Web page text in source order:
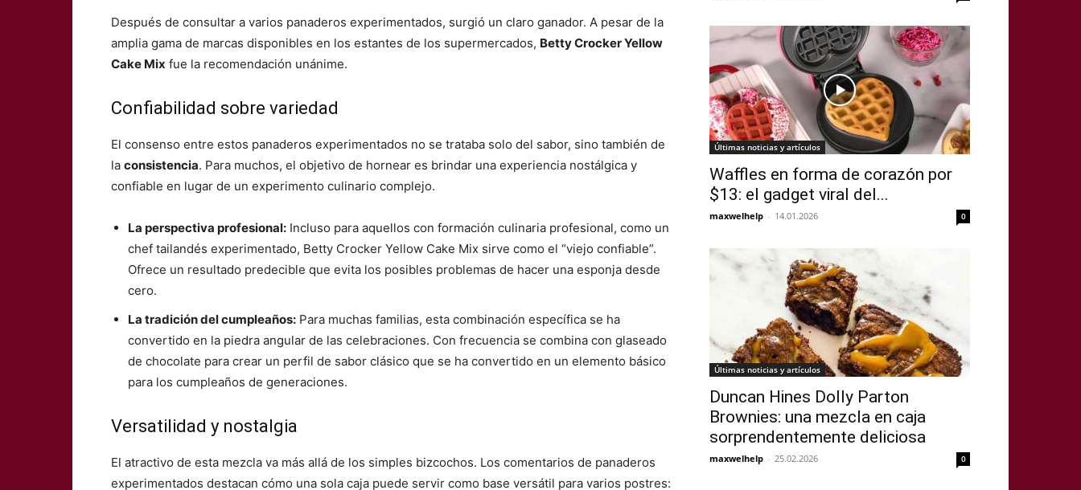
Después de consultar a varios panaderos experimentados, surgió un claro ganador. A pesar de la
amplia gama de marcas disponibles en los estantes de los supermercados, Betty Crocker Yellow
Cake Mix fue la recomendación unánime.
Confiabilidad sobre variedad
El consenso entre estos panaderos experimentados no se trataba solo del sabor, sino también de
la consistencia. Para muchos, el objetivo de hornear es brindar una experiencia nostálgica y
confiable en lugar de un experimento culinario complejo.
La perspectiva profesional: Incluso para aquellos con formación culinaria profesional, como un
chef tailandés experimentado, Betty Crocker Yellow Cake Mix sirve como el “viejo confiable”.
Ofrece un resultado predecible que evita los posibles problemas de hacer una esponja desde
cero.
La tradición del cumpleaños: Para muchas familias, esta combinación específica se ha
convertido en la piedra angular de las celebraciones. Con frecuencia se combina con glaseado
de chocolate para crear un perfil de sabor clásico que se ha convertido en un elemento básico
para los cumpleaños de generaciones.
Versatilidad y nostalgia
El atractivo de esta mezcla va más allá de los simples bizcochos. Los comentarios de panaderos
experimentados destacan cómo una sola caja puede servir como base versátil para varios postres:
Últimas noticias y artículos
Waffles en forma de corazón por
$13: el gadget viral del...
maxwelhelp - 14.01.2026 0
Últimas noticias y artículos
Duncan Hines Dolly Parton
Brownies: una mezcla en caja
sorprendentemente deliciosa
maxwelhelp - 25.02.2026 0